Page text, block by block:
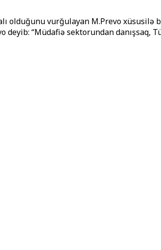
olduğunu vurğulayan M.Prevo
“Müdafiə sektorundan